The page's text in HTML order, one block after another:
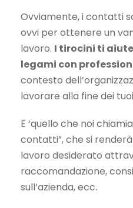
Ovviamente, i contatti
ovvi per ottenere un
lavoro. I tirocini ti
legami con
contesto
lavorare alla fine dei
E ‘quello che noi
contatti”, che si
lavoro desiderato
raccomandazione,
sull’azienda, ecc.